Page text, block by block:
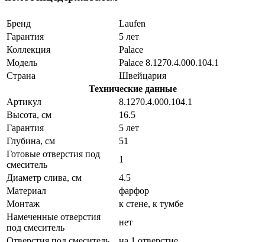
Бренд
Laufen
Гарантия
5 лет
Коллекция
Palace
Модель
Palace 8.1270.4.000.104.1
Страна
Швейцария
Технические данные
Артикул
8.1270.4.000.104.1
Высота, см
16.5
Гарантия
5 лет
Глубина, см
51
Готовые отверстия под
смеситель
1
Диаметр слива, см
4.5
Материал
фарфор
Монтаж
к стене, к тумбе
Намеченные отверстия
под смеситель
нет